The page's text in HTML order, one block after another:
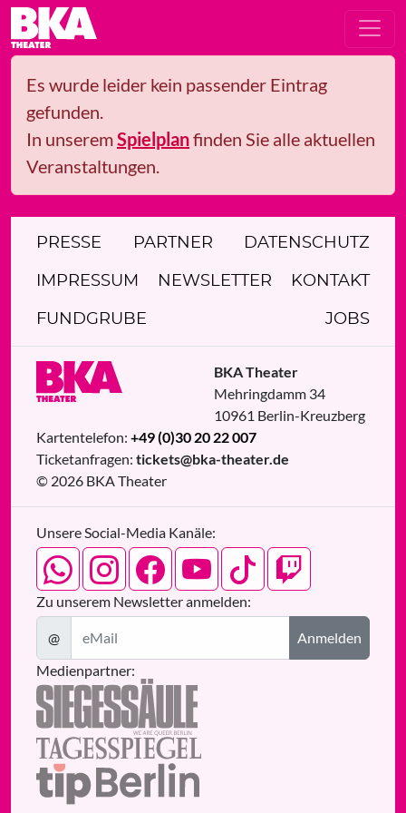
Es wurde leider kein passender Eintrag
gefunden.
In unseremSpielplanfinden Sie alle aktuellen
Veranstaltungen.
PRESSE PARTNER DATENSCHUTZ
IMPRESSUM NEWSLETTER KONTAKT
FUNDGRUBE JOBS
BKA Theater
Mehringdamm 34
10961 Berlin-Kreuzberg
Kartentelefon: +49 (0)30 20 22 007
Ticketanfragen: tickets@bka-theater.de
© 2026 BKA Theater
Unsere Social-Media Kanäle:
Zu unserem Newsletter anmelden:
@
Anmelden
Medienpartner: